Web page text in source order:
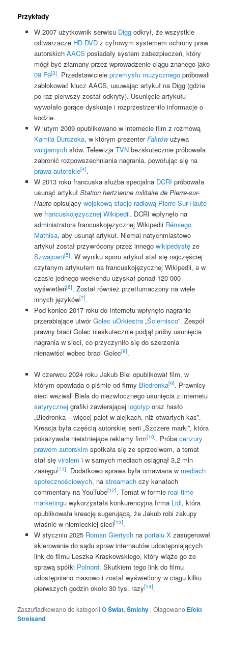
Przykłady
W 2007 użytkownik serwisu Diggodkrył, że wszystkie
odtwarzacze HD DVDz cyfrowym systemem ochrony praw
autorskich AACS posiadały system zabezpieczeń, który
mógł być złamany przez wprowadzenie ciągu znanego jako
09 F9[3]. Przedstawiciele przemysłu muzycznegopróbowali
zablokować klucz AACS, usuwając artykuł na Digg (gdzie
po raz pierwszy został odkryty). Usunięcie artykułu
wywołało gorące dyskusje i rozprzestrzeniło informacje o
kodzie.
W lutym 2009 opublikowano w internecie film z rozmową
Kamila Durczoka, w którym prezenterFaktówużywa
wulgarnychsłów. Telewizja TVNbezskutecznie próbowała
zabronić rozpowszechniania nagrania, powołując się na
prawa autorskie[4].
W 2013 roku francuska służba specjalna DCRI próbowała
usunąć artykuł Station hertzienne militaire de Pierre-sur-
Hauteopisujący wojskową stację radiową Pierre-Sur-Haute
we francuskojęzycznej Wikipedii. DCRI wpłynęło na
administratora francuskojęzycznej Wikipedii Rémiego
Mathisa, aby usunął artykuł. Niemal natychmiastowo
artykuł został przywrócony przez innego wikipedystęze
Szwajcarii[5]. W wyniku sporu artykuł stał się najczęściej
czytanym artykułem na francuskojęzycznej Wikipedii, a w
czasie jednego weekendu uzyskał ponad 120 000
wyświetleń[6]. Został również przetłumaczony na wiele
innych języków[7].
Pod koniec 2017 roku do Internetu wpłynęło nagranie
przerabiające utwórGolec uOrkiestra„Ściernisco”. Zespół
prawny braci Golec nieskutecznie podjął próby usunięcia
nagrania w sieci, co przyczyniło się do szerzenia
nienawiści wobec braci Golec[8].
W czerwcu 2024 roku Jakub Biel opublikował film, w
którym opowiada o piśmie od firmy Biedronka[9]. Prawnicy
sieci wezwali Biela do niezwłocznego usunięcia z internetu
satyrycznejgrafiki zawierającej logotyporaz hasło
„Biedronka – więcej palet w alejkach, niż otwartych kas”.
Kreacja była częścią autorskiej serii „Szczere marki”, która
pokazywała nieistniejące reklamy firm[10]. Próba cenzury
prawem autorskim spotkała się ze sprzeciwem, a temat
stał się viralem i w samych mediach osiągnął 3,2 mln
zasięgu[11]. Dodatkowo sprawa była omawiana w mediach
społecznościowych, na streamachczy kanałach
commentary na YouTube[12]. Temat w formie real-time
marketinguwykorzystała konkurencyjna firma Lidl, która
opublikowała kreację sugerującą, że Jakub robi zakupy
właśnie w niemieckiej sieci[13].
W styczniu 2025 Roman Giertychna portalu Xzasugerował
skierowanie do sądu spraw internautów udostępniających
link do filmu Leszka Kraskowskiego, który wiąże go ze
sprawą spółki Polnord. Skutkiem tego link do filmu
udostępniano masowo i został wyświetlony w ciągu kilku
pierwszych godzin około 30 tys. razy[14].
Zaszufladkowano do kategorii O Świat,Śmichy |Otagowano Efekt
Streisand